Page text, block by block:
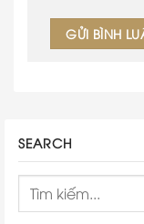
SEARCH